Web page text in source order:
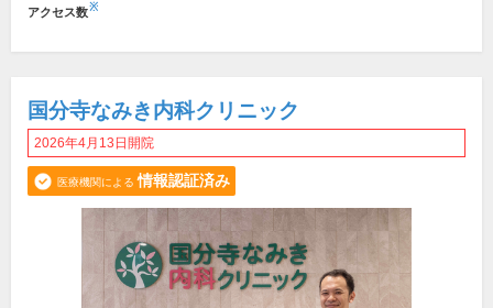
アクセス数※
国分寺なみき内科クリニック
2026年4月13日開院
医療機関による 情報認証済み